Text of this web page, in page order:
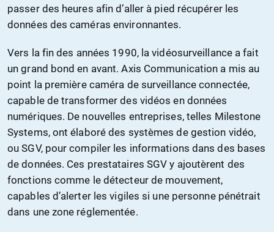
passer des heures afin d’aller à pied récupérer les
données des caméras environnantes.
Vers la fin des années 1990, la vidéosurveillance a fait
un grand bond en avant. Axis Communication a mis au
point la première caméra de surveillance connectée,
capable de transformer des vidéos en données
numériques. De nouvelles entreprises, telles Milestone
Systems, ont élaboré des systèmes de gestion vidéo,
ou SGV, pour compiler les informations dans des bases
de données. Ces prestataires SGV y ajoutèrent des
fonctions comme le détecteur de mouvement,
capables d’alerter les vigiles si une personne pénétrait
dans une zone réglementée.